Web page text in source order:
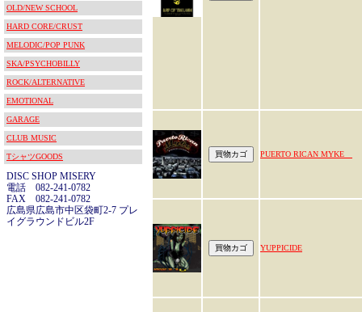
OLD/NEW SCHOOL
HARD CORE/CRUST
MELODIC/POP PUNK
SKA/PSYCHOBILLY
ROCK/ALTERNATIVE
EMOTIONAL
GARAGE
CLUB MUSIC
TシャツGOODS
DISC SHOP MISERY
電話 082-241-0782
FAX 082-241-0782
広島県広島市中区袋町2-7 プレ
イグラウンドビル2F
PUERTO RICAN MYKE
YUPPICIDE